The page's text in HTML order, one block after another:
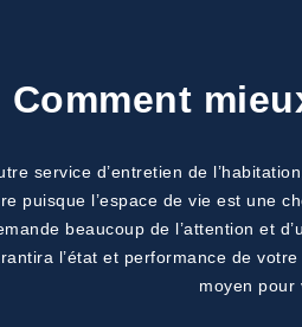
Comment
service d’entretien de
puisque l’espace de vie est une
beaucoup de l’attention et
l’état et performance de
moyen pour